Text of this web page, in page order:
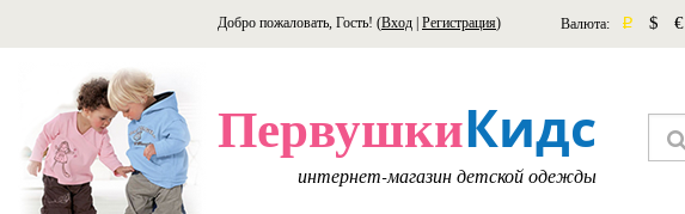
Добро пожаловать, Гость! (Вход Регистрация) Валюта: p $ €
ПервушкиКидс
интернет-магазин детской одежды